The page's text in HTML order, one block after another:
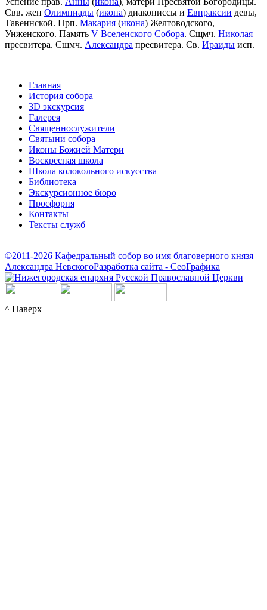
Свв. жен Олимпиады (икона) диакониссы и Евпраксии девы,
Тавеннской. Прп. Макария (икона) Желтоводского,
Унженского. Память V Вселенского Собора. Сщмч. Николая
пресвитера. Сщмч. Александра пресвитера. Св. Ираиды исп.
Главная
История собора
3D экскурсия
Галерея
Священнослужители
Святыни собора
Иконы Божией Матери
Воскресная школа
Школа колокольного искусства
Библиотека
Экскурсионное бюро
Просфорня
Контакты
Тексты служб
©2011-2026 Кафедральный собор во имя благоверного князя
Александра НевскогоРазработка сайта - СеоГрафика
^ Наверх